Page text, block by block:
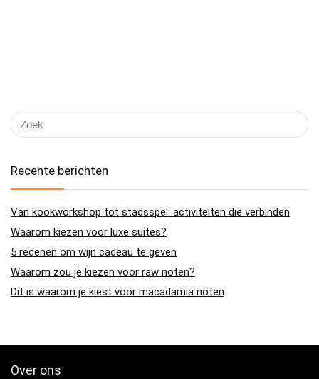
Recente berichten
Van kookworkshop tot stadsspel: activiteiten die verbinden
Waarom kiezen voor luxe suites?
5 redenen om wijn cadeau te geven
Waarom zou je kiezen voor raw noten?
Dit is waarom je kiest voor macadamia noten
Over ons